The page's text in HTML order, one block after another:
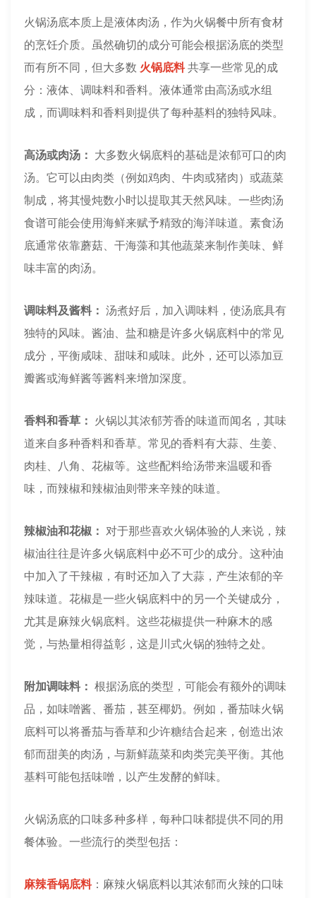
火锅汤底本质上是液体肉汤，作为火锅餐中所有食材
的烹饪介质。虽然确切的成分可能会根据汤底的类型
而有所不同，但大多数 火锅底料共享一些常见的成
分：液体、调味料和香料。液体通常由高汤或水组
成，而调味料和香料则提供了每种基料的独特风味。
高汤或肉汤： 大多数火锅底料的基础是浓郁可口的肉
汤。它可以由肉类（例如鸡肉、牛肉或猪肉）或蔬菜
制成，将其慢炖数小时以提取其天然风味。一些肉汤
食谱可能会使用海鲜来赋予精致的海洋味道。素食汤
底通常依靠蘑菇、干海藻和其他蔬菜来制作美味、鲜
味丰富的肉汤。
调味料及酱料： 汤煮好后，加入调味料，使汤底具有
独特的风味。酱油、盐和糖是许多火锅底料中的常见
成分，平衡咸味、甜味和咸味。此外，还可以添加豆
瓣酱或海鲜酱等酱料来增加深度。
香料和香草：
火锅以其浓郁芳香的味道而闻名，其味
道来自多种香料和香草。常见的香料有大蒜、生姜、
肉桂、八角、花椒等。这些配料给汤带来温暖和香
味，而辣椒和辣椒油则带来辛辣的味道。
辣椒油和花椒： 对于那些喜欢火锅体验的人来说，辣
椒油往往是许多火锅底料中必不可少的成分。这种油
中加入了干辣椒，有时还加入了大蒜，产生浓郁的辛
辣味道。花椒是一些火锅底料中的另一个关键成分，
尤其是麻辣火锅底料。这些花椒提供一种麻木的感
觉，与热量相得益彰，这是川式火锅的独特之处。
附加调味料： 根据汤底的类型，可能会有额外的调味
品，如味噌酱、番茄，甚至椰奶。例如，番茄味火锅
底料可以将番茄与香草和少许糖结合起来，创造出浓
郁而甜美的肉汤，与新鲜蔬菜和肉类完美平衡。其他
基料可能包括味噌，以产生发酵的鲜味。
火锅汤底的口味多种多样，每种口味都提供不同的用
餐体验。一些流行的类型包括：
麻辣香锅底料：麻辣火锅底料以其浓郁而火辣的口味